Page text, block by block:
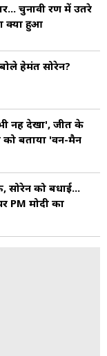
चुनावी रण में उतरे
क्या हुआ
हेमंत सोरेन?
नहीं देखा', जीत के
को बताया 'वन-मैन
सोरेन को बधाई...
PM मोदी का